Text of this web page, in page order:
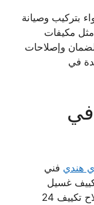
بتركيب وصيانة
مثل مكيفات
وإصلاحات
في
هندي فني
غسيل
مكيفات نقل وحدات تكييف خدمة اصلاح تكييف 24